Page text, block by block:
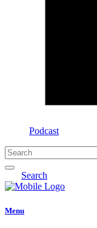
Podcast
Search
Menu